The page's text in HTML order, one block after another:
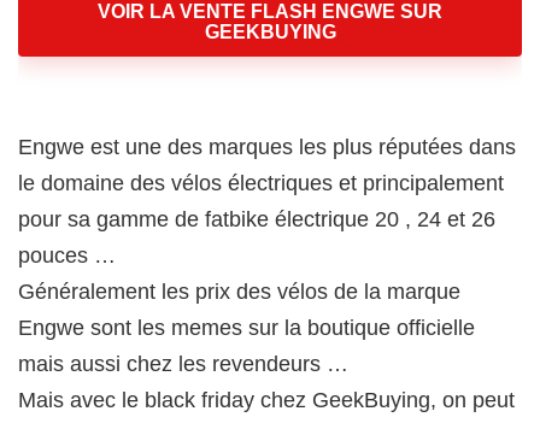
VOIR LA VENTE FLASH ENGWE SUR
GEEKBUYING
Engwe est une des marques les plus réputées dans
le domaine des vélos électriques et principalement
pour sa gamme de fatbike électrique 20 , 24 et 26
pouces …
Généralement les prix des vélos de la marque
Engwe sont les memes sur la boutique officielle
mais aussi chez les revendeurs …
Mais avec le black friday chez GeekBuying, on peut